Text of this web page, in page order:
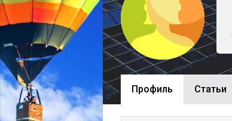
Профиль Cтатьи